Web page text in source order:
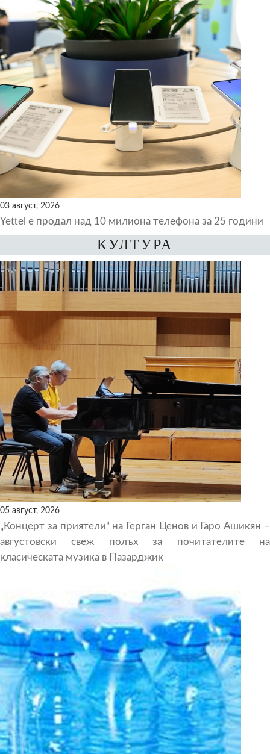
03 август, 2026
Yettel е продал над 10 милиона телефона за 25 години
КУЛТУРА
05 август, 2026
„Концерт за приятели“ на Герган Ценов и Гаро Ашикян –
августовски свеж полъх за почитателите на
класическата музика в Пазарджик